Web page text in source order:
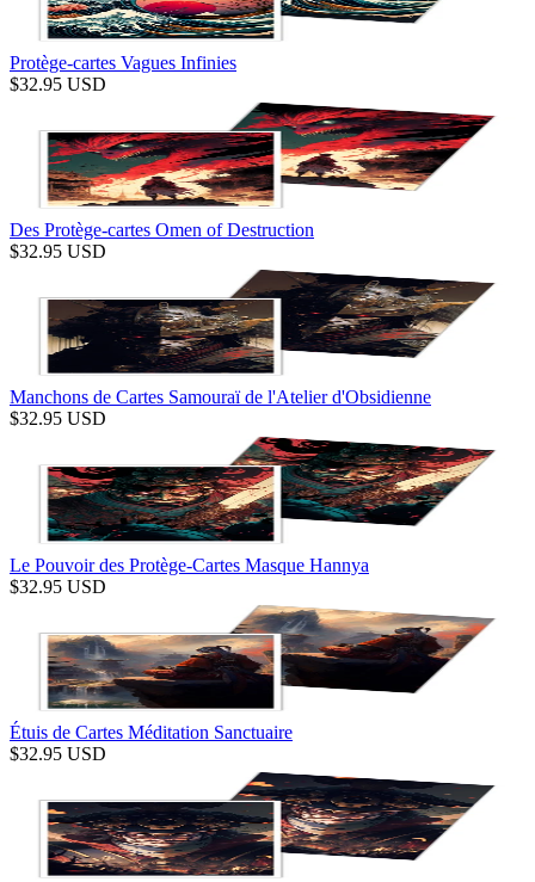
Protège-cartes Vagues Infinies
$32.95 USD
Des Protège-cartes Omen of Destruction
$32.95 USD
Manchons de Cartes Samouraï de l'Atelier d'Obsidienne
$32.95 USD
Le Pouvoir des Protège-Cartes Masque Hannya
$32.95 USD
Étuis de Cartes Méditation Sanctuaire
$32.95 USD